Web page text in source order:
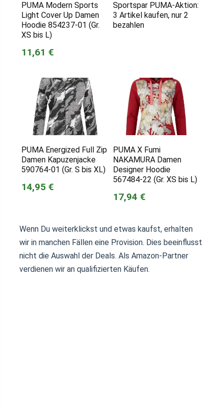
PUMA Modern Sports
Light Cover Up Damen
Hoodie 854237-01 (Gr.
XS bis L)
11,61 €
Sportspar PUMA-Aktion:
3 Artikel kaufen, nur 2
bezahlen
PUMA Energized Full Zip
Damen Kapuzenjacke
590764-01 (Gr. S bis XL)
14,95 €
PUMA X Fumi
NAKAMURA Damen
Designer Hoodie
567484-22 (Gr. XS bis L)
17,94 €
Wenn Du weiterklickst und etwas kaufst, erhalten
wir in manchen Fällen eine Provision. Dies beeinflusst
nicht die Auswahl der Deals. Als Amazon-Partner
verdienen wir an qualifizierten Käufen.